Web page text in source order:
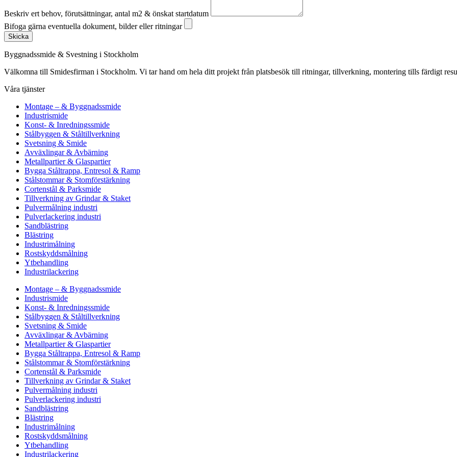
Beskriv ert behov, förutsättningar, antal m2 & önskat startdatum
Bifoga gärna eventuella dokument, bilder eller ritningar
Skicka
Byggnadssmide & Svestning i Stockholm
Välkomna till Smidesfirman i Stockholm. Vi tar hand om hela ditt projekt från platsbesök till ritningar, tillverkning, montering tills färdigt
Våra tjänster
Montage – & Byggnadssmide
Industrismide
Konst- & Inredningssmide
Stålbyggen & Ståltillverkning
Svetsning & Smide
Avväxlingar & Avbärning
Metallpartier & Glaspartier
Bygga Ståltrappa, Entresol & Ramp
Stålstommar & Stomförstärkning
Cortenstål & Parksmide
Tillverkning av Grindar & Staket
Pulvermålning industri
Pulverlackering industri
Sandblästring
Blästring
Industrimålning
Rostskyddsmålning
Ytbehandling
Industrilackering
Montage – & Byggnadssmide
Industrismide
Konst- & Inredningssmide
Stålbyggen & Ståltillverkning
Svetsning & Smide
Avväxlingar & Avbärning
Metallpartier & Glaspartier
Bygga Ståltrappa, Entresol & Ramp
Stålstommar & Stomförstärkning
Cortenstål & Parksmide
Tillverkning av Grindar & Staket
Pulvermålning industri
Pulverlackering industri
Sandblästring
Blästring
Industrimålning
Rostskyddsmålning
Ytbehandling
Industrilackering